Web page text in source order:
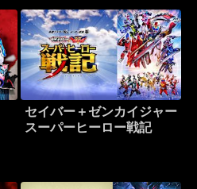
セイバー＋ゼンカイジャー
スーパーヒーロー戦記